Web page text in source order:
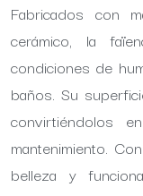
Fabricados con
cerámico, la
condiciones de
baños. Su
convirtiéndolos
mantenimiento.
belleza y